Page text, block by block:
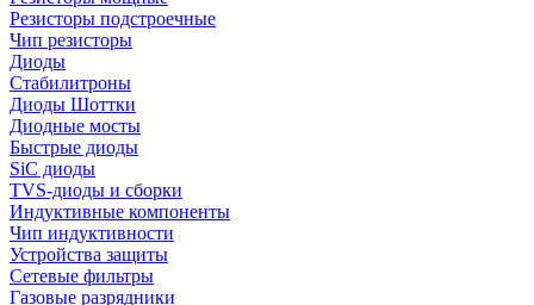
Резисторы подстроечные
Чип резисторы
Диоды
Стабилитроны
Диоды Шоттки
Диодные мосты
Быстрые диоды
SiC диоды
TVS-диоды и сборки
Индуктивные компоненты
Чип индуктивности
Устройства защиты
Сетевые фильтры
Газовые разрядники